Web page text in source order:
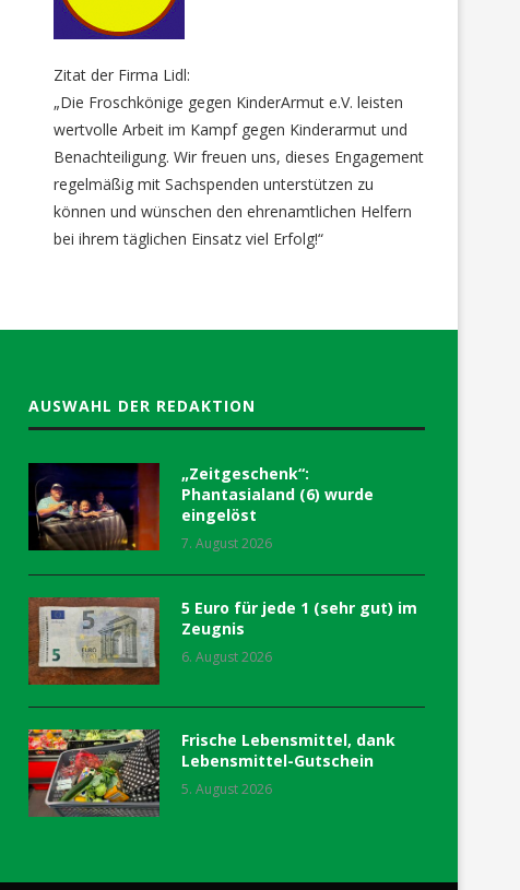
Zitat der Firma Lidl:
„Die Froschkönige gegen KinderArmut e.V. leisten
wertvolle Arbeit im Kampf gegen Kinderarmut und
Benachteiligung. Wir freuen uns, dieses Engagement
regelmäßig mit Sachspenden unterstützen zu
können und wünschen den ehrenamtlichen Helfern
bei ihrem täglichen Einsatz viel Erfolg!“
AUSWAHL DER REDAKTION
„Zeitgeschenk“:
Phantasialand (6) wurde
eingelöst
7. August 2026
5 Euro für jede 1 (sehr gut) im
Zeugnis
6. August 2026
Frische Lebensmittel, dank
Lebensmittel-Gutschein
5. August 2026